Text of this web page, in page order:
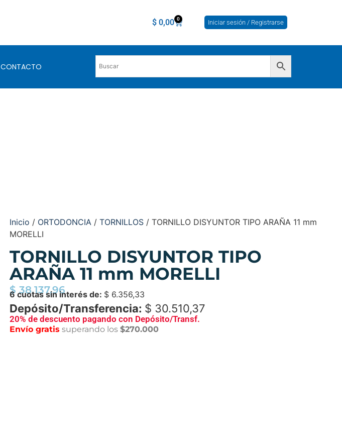
$0,00 0 Iniciar sesión / Registrarse
CONTACTO
Inicio / ORTODONCIA / TORNILLOS / TORNILLO DISYUNTOR TIPO ARAÑA 11 mm
MORELLI
TORNILLO DISYUNTOR TIPO
ARAÑA 11 mm MORELLI
$ 38.137,96
6 cuotas sin interés de: $ 6.356,33
Depósito/Transferencia: $ 30.510,37
20% de descuento pagando con Depósito/Transf.
Envío gratis superando los $270.000